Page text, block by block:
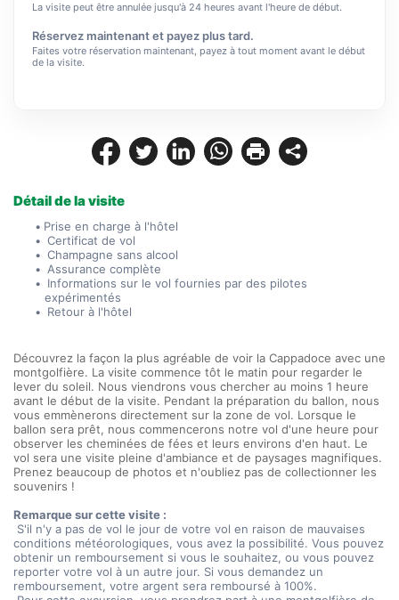
Détail de la visite
Prise en charge à l'hôtel
Certificat de vol
Champagne sans alcool
Assurance complète
Informations sur le vol fournies par des pilotes
expérimentés
Retour à l'hôtel
Découvrez la façon la plus agréable de voir la Cappadoce avec une
montgolfière. La visite commence tôt le matin pour regarder le
lever du soleil. Nous viendrons vous chercher au moins 1 heure
avant le début de la visite. Pendant la préparation du ballon, nous
vous emmènerons directement sur la zone de vol. Lorsque le
ballon sera prêt, nous commencerons notre vol d'une heure pour
observer les cheminées de fées et leurs environs d'en haut. Le
vol sera une visite pleine d'ambiance et de paysages magnifiques.
Prenez beaucoup de photos et n'oubliez pas de collectionner les
souvenirs !
Remarque sur cette visite :
conditions météorologiques, vous avez la possibilité. Vous pouvez
obtenir un remboursement si vous le souhaitez, ou vous pouvez
reporter votre vol à un autre jour. Si vous demandez un
remboursement, votre argent sera remboursé à 100%.
La visite peut être annulée jusqu'à 24 heures avant l'heure de début.
Réservez maintenant et payez plus tard.
Faites votre réservation maintenant, payez à tout moment avant le début
de la visite.